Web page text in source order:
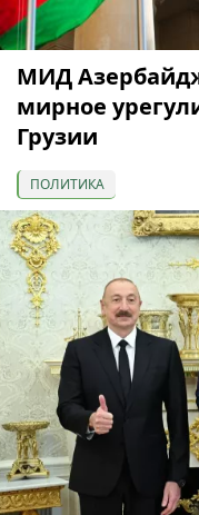
МИД
мирное
Грузии
ПОЛИТИКА